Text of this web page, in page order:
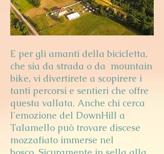
E per gli amanti della bicicletta,
che sia da strada o da mountain
bike, vi divertirete a scopirere i
tanti percorsi e sentieri che offre
questa vallata. Anche chi cerca
l'emozione del DownHill a
Talamello può trovare discese
mozzafiato immerse nel